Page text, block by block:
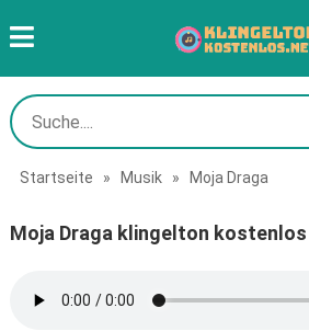
Startseite » Musik » Moja Draga
Moja Draga klingelton kostenlos